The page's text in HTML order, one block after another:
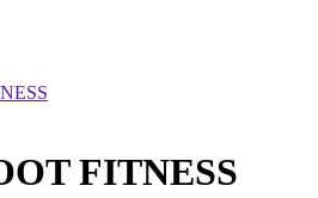
FITNESS